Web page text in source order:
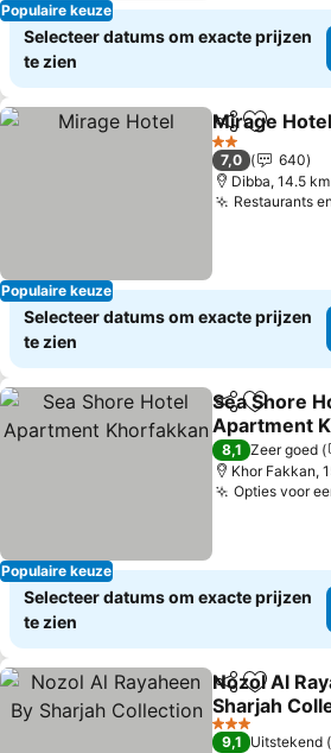
Populaire keuze
Selecteer datums om exacte prijzen
te zien
Populaire keuze
Delen
Mirage Hotel
2 Sterren
7,0
640
Dibba, 14.5
Restaurants
Selecteer datums om exacte prijzen
te zien
Populaire keuze
Delen
Sea Shore
Apartment
Prijzen
8,1 Zeer goed
Khor Fakkan,
Opties voor
Selecteer datums om exacte prijzen
te zien
Delen
Nozol Al
Sharjah
Prijzen
3 Sterren
9,1 Uitstekend